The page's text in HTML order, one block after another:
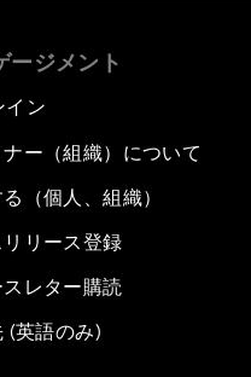
ージメント
イン
ー（組織）について
（個人、組織）
リース登録
レター購読
(英語のみ)